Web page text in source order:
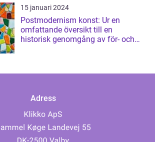
15 januari 2024
Postmodernism konst: Ur en
omfattande översikt till en
historisk genomgång av för- och
Adress